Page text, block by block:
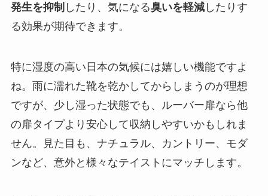
発生を抑制 したり、気になる臭いを軽減したりす
る効果が期待できます。
特に湿度の高い日本の気候には嬉しい機能ですよ
ね。雨に濡れた靴を乾かしてからしまうのが理想
ですが、少し湿った状態でも、ルーバー扉なら他
の扉タイプより安心して収納しやすいかもしれま
せん。見た目も、ナチュラル、カントリー、モダ
ンなど、意外と様々なテイストにマッチします。